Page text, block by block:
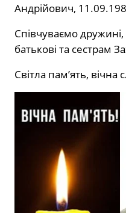
Андрійович,
Співчуваємо
батькові та сестрам
Світла пам’ять, вічна